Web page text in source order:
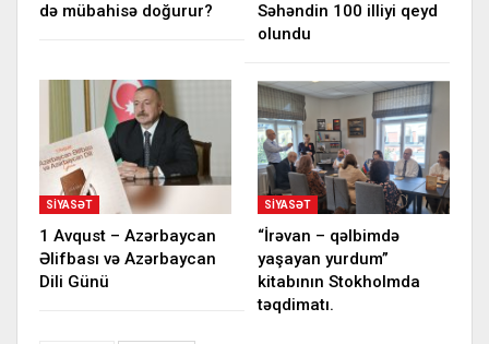
də mübahisə doğurur?
Səhəndin 100 illiyi qeyd
olundu
SIYASƏT
1 Avqust – Azərbaycan
Əlifbası və Azərbaycan
Dili Günü
SIYASƏT
“İrəvan – qəlbimdə
yaşayan yurdum”
kitabının Stokholmda
təqdimatı.